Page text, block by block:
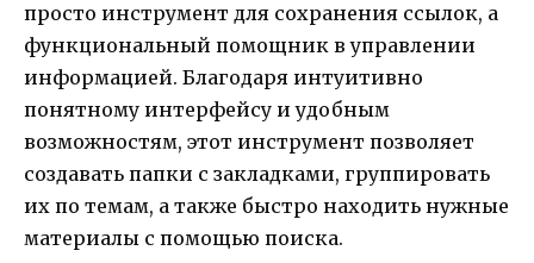
просто инструмент для сохранения ссылок, а
функциональный помощник в управлении
информацией. Благодаря интуитивно
понятному интерфейсу и удобным
возможностям, этот инструмент позволяет
создавать папки с закладками, группировать
их по темам, а также быстро находить нужные
материалы с помощью поиска.